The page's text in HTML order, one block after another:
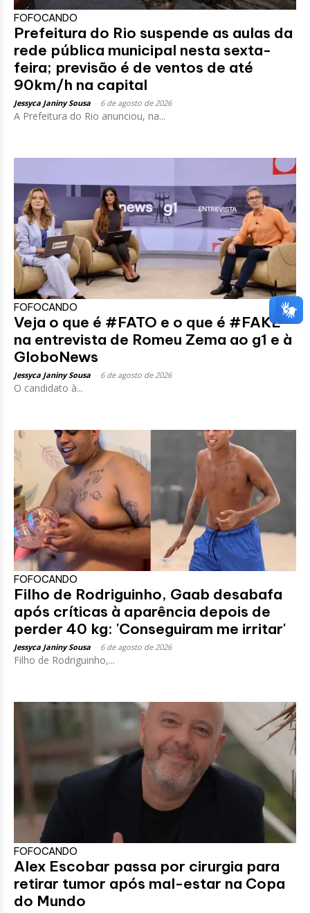
FOFOCANDO
Prefeitura do Rio suspende as aulas da
rede pública municipal nesta sexta-
feira; previsão é de ventos de até
90km/h na capital
Jessyca Janiny Sousa 6 de agosto de 2026
A Prefeitura do Rio anunciou, na...
FOFOCANDO
Veja o que é #FATO e o que é #FAKE
na entrevista de Romeu Zema ao g1 e à
GloboNews
Jessyca Janiny Sousa 6 de agosto de 2026
O candidato à...
FOFOCANDO
Filho de Rodriguinho, Gaab desabafa
após críticas à aparência depois de
perder 40 kg: 'Conseguiram me irritar'
Jessyca Janiny Sousa 6 de agosto de 2026
Filho de Rodriguinho,...
FOFOCANDO
Alex Escobar passa por cirurgia para
retirar tumor após mal-estar na Copa
do Mundo